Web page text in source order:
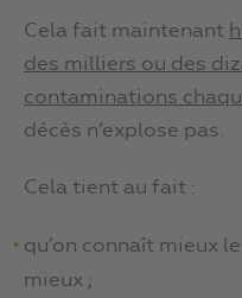
Cela fait maintenant
des milliers ou des
contaminations
décès n’explose pas.
Cela tient au fait :
qu’on connaît mieux
mieux ;